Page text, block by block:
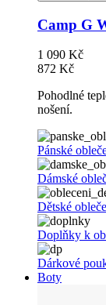
Camp G
1 090 Kč
872 Kč
Pohodlné
nošení.
Pánské
Dámské
Dětské
Doplňky k
Dárkové
Boty